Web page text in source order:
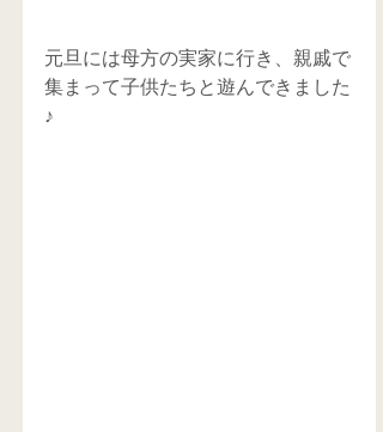
元旦には母方の実家に行き、親戚で
集まって子供たちと遊んできました
♪